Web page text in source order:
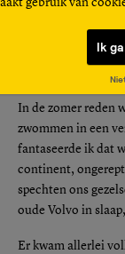
gebruik van
Ik
smokkelaars
badkamer
grenswachten, om
In de zomer reden
zwommen in een
fantaseerde ik dat
continent,
spechten ons
oude Volvo in
Er kwam allerlei